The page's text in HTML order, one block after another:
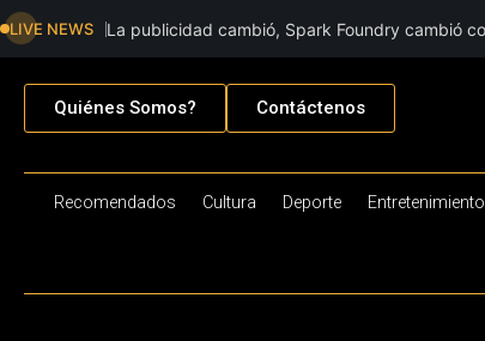
LIVE NEWS La publicidad cambió, Spark Foundry cambió
Quiénes Somos? Contáctenos
Recomendados Cultura Deporte Entretenimiento